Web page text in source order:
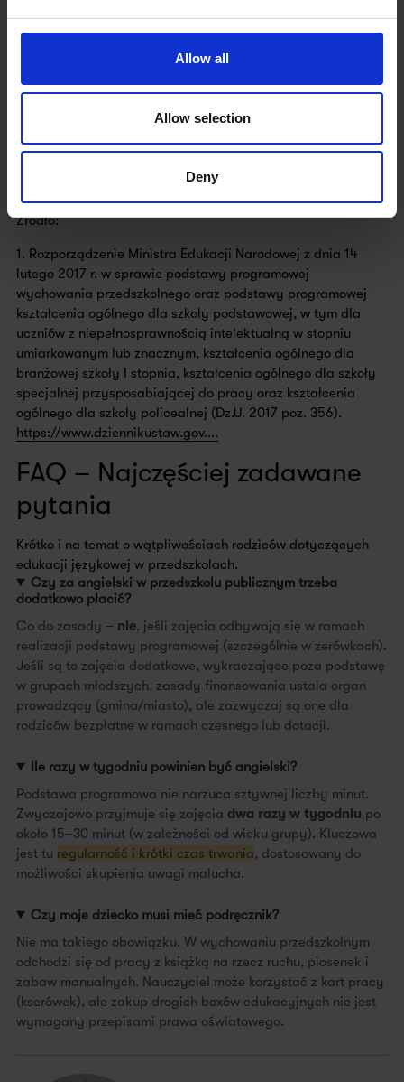
Allow all
Allow selection
Deny
Źródło:
1. Rozporządzenie Ministra Edukacji Narodowej z dnia 14
lutego 2017 r. w sprawie podstawy programowej
wychowania przedszkolnego oraz podstawy programowej
kształcenia ogólnego dla szkoły podstawowej, w tym dla
uczniów z niepełnosprawnością intelektualną w stopniu
umiarkowanym lub znacznym, kształcenia ogólnego dla
branżowej szkoły I stopnia, kształcenia ogólnego dla szkoły
specjalnej przysposabiającej do pracy oraz kształcenia
ogólnego dla szkoły policealnej (Dz.U. 2017 poz. 356).
https://www.dziennikustaw.gov....
FAQ – Najczęściej zadawane
pytania
Krótko i na temat o wątpliwościach rodziców dotyczących
edukacji językowej w przedszkolach.
Czy za angielski w przedszkolu publicznym trzeba
dodatkowo płacić?
Co do zasady – nie, jeśli zajęcia odbywają się w ramach
realizacji podstawy programowej (szczególnie w zerówkach).
Jeśli są to zajęcia dodatkowe, wykraczające poza podstawę
w grupach młodszych, zasady finansowania ustala organ
prowadzący (gmina/miasto), ale zazwyczaj są one dla
rodziców bezpłatne w ramach czesnego lub dotacji.
Ile razy w tygodniu powinien być angielski?
Podstawa programowa nie narzuca sztywnej liczby minut.
Zwyczajowo przyjmuje się zajęcia dwa razy w tygodniu po
około 15–30 minut (w zależności od wieku grupy). Kluczowa
jest tu regularność i krótki czas trwania, dostosowany do
możliwości skupienia uwagi malucha.
Czy moje dziecko musi mieć podręcznik?
Nie ma takiego obowiązku. W wychowaniu przedszkolnym
odchodzi się od pracy z książką na rzecz ruchu, piosenek i
zabaw manualnych. Nauczyciel może korzystać z kart pracy
(kserówek), ale zakup drogich boxów edukacyjnych nie jest
wymagany przepisami prawa oświatowego.